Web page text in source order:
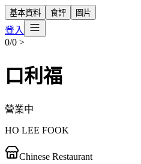
基本資料 食評 圖片
登入
0/0 >
口利福
營業中
HO LEE FOOK
Chinese Restaurant